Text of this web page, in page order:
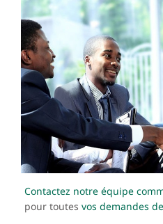
Contactez notre équipe
pour toutes vos demandes